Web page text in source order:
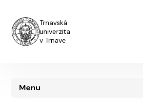
Trnavská
univerzita
v Trnave
Menu